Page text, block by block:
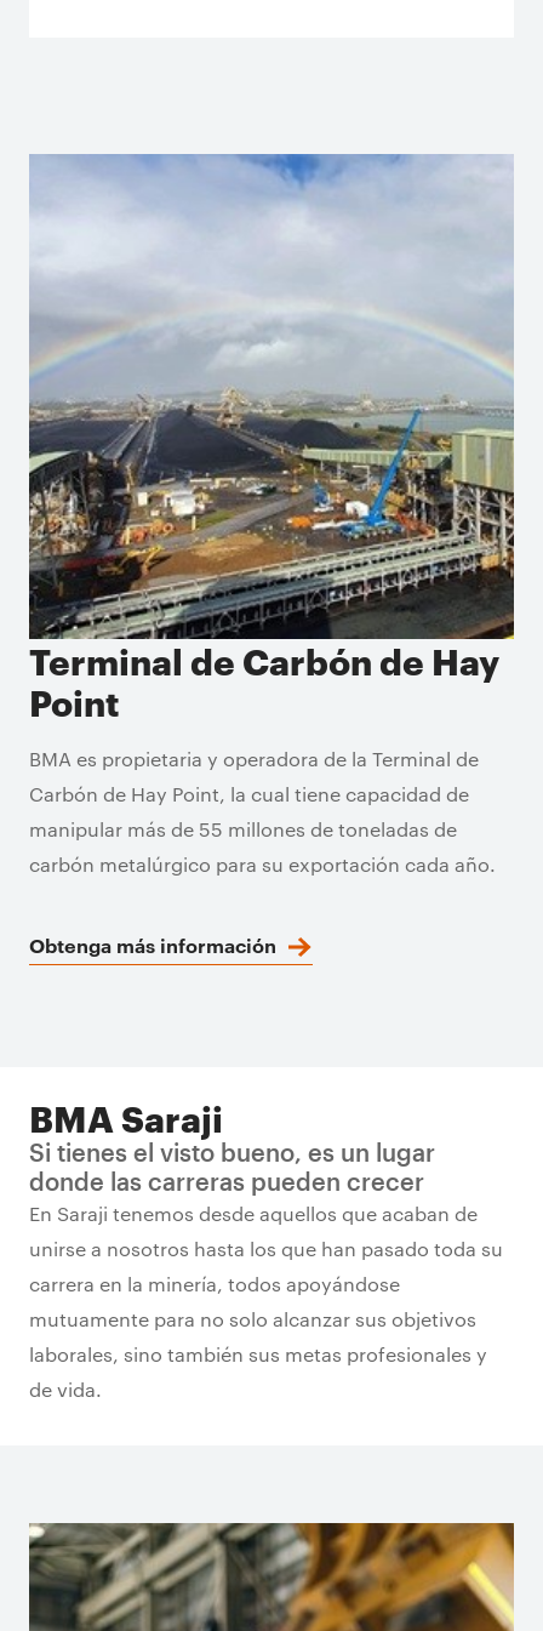
Terminal de Carbón de Hay
Point
BMA es propietaria y operadora de la Terminal de
Carbón de Hay Point, la cual tiene capacidad de
manipular más de 55 millones de toneladas de
carbón metalúrgico para su exportación cada año.
Obtenga más información
BMA Saraji
Si tienes el visto bueno, es un lugar
donde las carreras pueden crecer
En Saraji tenemos desde aquellos que acaban de
unirse a nosotros hasta los que han pasado toda su
carrera en la minería, todos apoyándose
mutuamente para no solo alcanzar sus objetivos
laborales, sino también sus metas profesionales y
de vida.